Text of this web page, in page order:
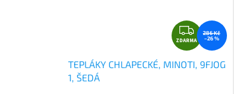
Z
D
A
R
ZDARMA
286 Kč
–26 %
TEPLÁKY CHLAPECKÉ, MINOTI, 9FJOG
1, ŠEDÁ